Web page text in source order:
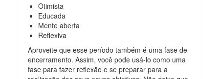
Otimista
Educada
Mente aberta
Reflexiva
Aproveite que esse período também é uma fase de
encerramento. Assim, você pode usá-lo como uma
fase para fazer reflexão e se preparar para a